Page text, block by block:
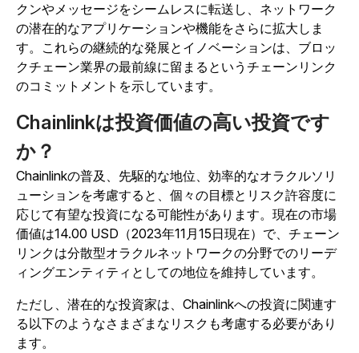
クンやメッセージをシームレスに転送し、ネットワーク
の潜在的なアプリケーションや機能をさらに拡大しま
す。これらの継続的な発展とイノベーションは、ブロッ
クチェーン業界の最前線に留まるというチェーンリンク
のコミットメントを示しています。
Chainlinkは投資価値の高い投資です
か？
Chainlinkの普及、先駆的な地位、効率的なオラクルソリ
ューションを考慮すると、個々の目標とリスク許容度に
応じて有望な投資になる可能性があります。現在の市場
価値は14.00 USD（2023年11月15日現在）で、チェーン
リンクは分散型オラクルネットワークの分野でのリーデ
ィングエンティティとしての地位を維持しています。
ただし、潜在的な投資家は、Chainlinkへの投資に関連す
る以下のようなさまざまなリスクも考慮する必要があり
ます。